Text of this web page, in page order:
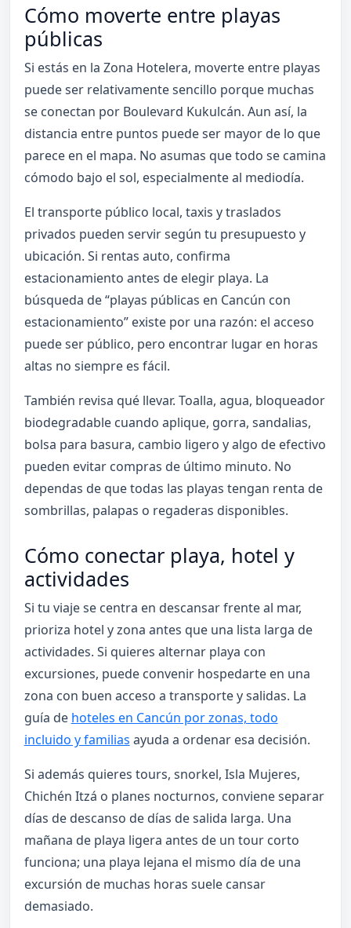
Cómo moverte entre playas
públicas
Si estás en la Zona Hotelera, moverte entre playas
puede ser relativamente sencillo porque muchas
se conectan por Boulevard Kukulcán. Aun así, la
distancia entre puntos puede ser mayor de lo que
parece en el mapa. No asumas que todo se camina
cómodo bajo el sol, especialmente al mediodía.
El transporte público local, taxis y traslados
privados pueden servir según tu presupuesto y
ubicación. Si rentas auto, confirma
estacionamiento antes de elegir playa. La
búsqueda de “playas públicas en Cancún con
estacionamiento” existe por una razón: el acceso
puede ser público, pero encontrar lugar en horas
altas no siempre es fácil.
También revisa qué llevar. Toalla, agua, bloqueador
biodegradable cuando aplique, gorra, sandalias,
bolsa para basura, cambio ligero y algo de efectivo
pueden evitar compras de último minuto. No
dependas de que todas las playas tengan renta de
sombrillas, palapas o regaderas disponibles.
Cómo conectar playa, hotel y
actividades
Si tu viaje se centra en descansar frente al mar,
prioriza hotel y zona antes que una lista larga de
actividades. Si quieres alternar playa con
excursiones, puede convenir hospedarte en una
zona con buen acceso a transporte y salidas. La
guía de hoteles en Cancún por zonas, todo
incluido y familias ayuda a ordenar esa decisión.
Si además quieres tours, snorkel, Isla Mujeres,
Chichén Itzá o planes nocturnos, conviene separar
días de descanso de días de salida larga. Una
mañana de playa ligera antes de un tour corto
funciona; una playa lejana el mismo día de una
excursión de muchas horas suele cansar
demasiado.